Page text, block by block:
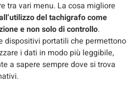
tra vari menu. La cosa migliore
del tachigrafo come
e non solo di controllo.
dispositivi portatili che permettono
i dati in modo più leggibile,
a sapere sempre dove si trova